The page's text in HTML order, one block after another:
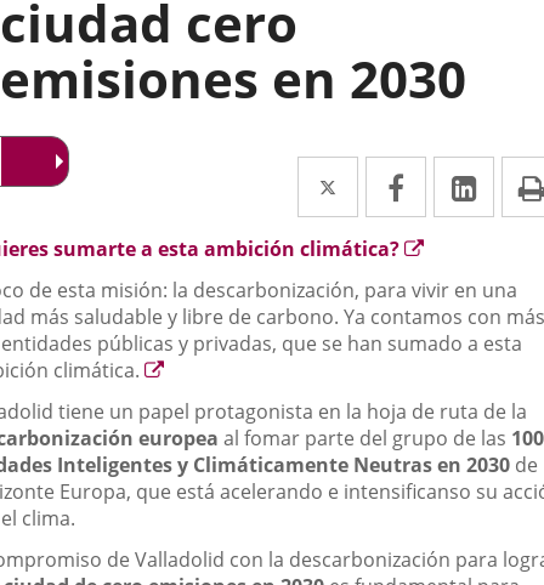
ciudad cero
emisiones en 2030
Twitter
Enlace
a
una
aplicación
externa.
Facebook
Enlace
a
una
aplicación
externa.
a
sumarte a esta ambición climática?
Enlace
una
aplicación
externa.
de esta misión: la descarbonización, para vivir en una
más saludable y libre de carbono. Ya contamos con
públicas y privadas, que se han sumado a esta
climática.
Enlace
una
aplicación
externa.
tiene un papel protagonista en la hoja de ruta de la
europea al fomar parte del grupo de las 100
Inteligentes y Climáticamente Neutras en 2030 de
Europa, que está acelerando e intensificanso su
clima.
de Valladolid con la descarbonización para